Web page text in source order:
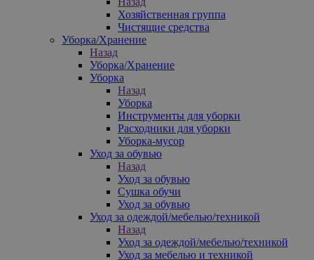
Хозяйственная группа
Чистящие средства
Уборка/Хранение
Назад
Уборка/Хранение
Уборка
Назад
Уборка
Инструменты для уборки
Расходники для уборки
Уборка-мусор
Уход за обувью
Назад
Уход за обувью
Сушка обучи
Уход за обувью
Уход за одеждой/мебелью/техникой
Назад
Уход за одеждой/мебелью/техникой
Уход за мебелью и техникой